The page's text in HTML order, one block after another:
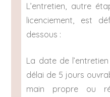
L’entretien, autre
licenciement, est
dessous :
La date de
délai de 5 jours
main propre ou